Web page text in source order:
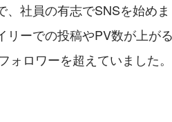
社員の有志でSNSを始め
ーでの投稿やPV数が上が
ロワーを超えていました。